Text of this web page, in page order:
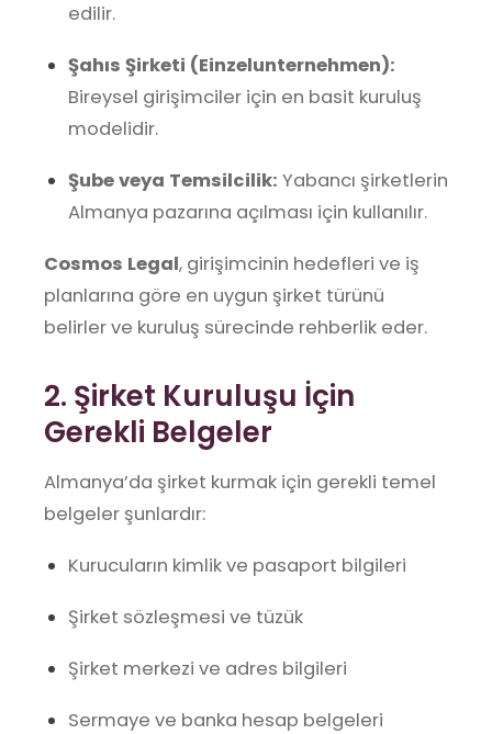
edilir.
Şahıs Şirketi (Einzelunternehmen):
Bireysel girişimciler için en basit kuruluş
modelidir.
Şube veya Temsilcilik: Yabancı şirketlerin
Almanya pazarına açılması için kullanılır.
Cosmos Legal, girişimcinin hedefleri ve iş
planlarına göre en uygun şirket türünü
belirler ve kuruluş sürecinde rehberlik eder.
2. Şirket Kuruluşu İçin
Gerekli Belgeler
Almanya’da şirket kurmak için gerekli temel
belgeler şunlardır:
Kurucuların kimlik ve pasaport bilgileri
Şirket sözleşmesi ve tüzük
Şirket merkezi ve adres bilgileri
Sermaye ve banka hesap belgeleri